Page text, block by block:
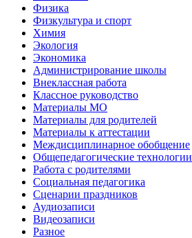
Физика
Физкультура и спорт
Химия
Экология
Экономика
Администрирование школы
Внеклассная работа
Классное руководство
Материалы МО
Материалы для родителей
Материалы к аттестации
Междисциплинарное обобщение
Общепедагогические технологии
Работа с родителями
Социальная педагогика
Сценарии праздников
Аудиозаписи
Видеозаписи
Разное